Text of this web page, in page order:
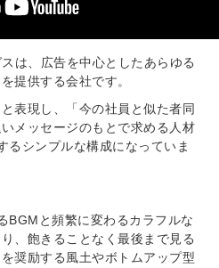
は、広告を中心としたあらゆる
提供する会社です。
表現し、「今の社員と似た者同
メッセージのもとで求める人材
るシンプルな構成になっていま
BGMと頻繁に変わるカラフルな
、飽きることなく最後まで見る
奨励する風土やボトムアップ型